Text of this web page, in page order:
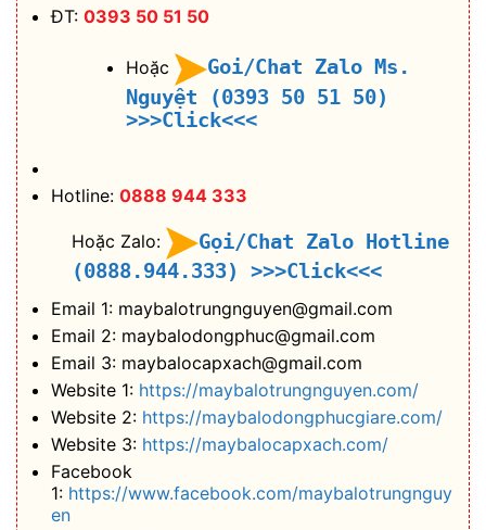
ĐT: 0393 50 51 50
Hoặc
Goi/Chat Zalo Ms.
Nguyệt (0393 50 51 50)
>>>Click<<<
Hotline: 0888 944 333
Hoặc Zalo:
Gọi/Chat Zalo Hotline
(0888.944.333)
>>>Click<<<
Email 1: maybalotrungnguyen@gmail.com
Email 2: maybalodongphuc@gmail.com
Email 3: maybalocapxach@gmail.com
Website 1: https://maybalotrungnguyen.com/
Website 2: https://maybalodongphucgiare.com/
Website 3: https://maybalocapxach.com/
Facebook
1: https://www.facebook.com/maybalotrungnguy
en